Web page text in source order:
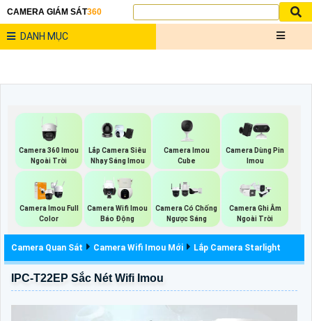
CAMERA GIÁM SÁT360
DANH MỤC
Camera 360 Imou
Ngoài Trời
Lắp Camera Siêu
Nhạy Sáng Imou
Camera Imou
Cube
Camera Dùng Pin
Imou
Camera Imou Full
Color
Camera Wifi Imou
Báo Động
Camera Có Chống
Ngược Sáng
Camera Ghi Âm
Ngoài Trời
Camera Quan Sát Camera Wifi Imou Mới Lắp Camera Starlight
IPC-T22EP Sắc Nét Wifi Imou